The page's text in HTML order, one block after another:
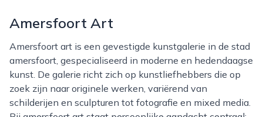
Amersfoort Art
Amersfoort art is een gevestigde kunstgalerie in de stad
amersfoort, gespecialiseerd in moderne en hedendaagse
kunst. De galerie richt zich op kunstliefhebbers die op
zoek zijn naar originele werken, variërend van
schilderijen en sculpturen tot fotografie en mixed media.